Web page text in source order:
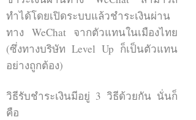
ทำได้โดยเปิดระบบแล้วชำระเงินผ่าน
ทาง WeChat จากตัวแทนในเมืองไทย
(ซึ่งทางบริษัท Level Up ก็เป็นตัวแทน
อย่างถูกต้อง)
วิธีรับชำระเงินมีอยู่ 3 วิธีด้วยกัน นั่นก็
คือ